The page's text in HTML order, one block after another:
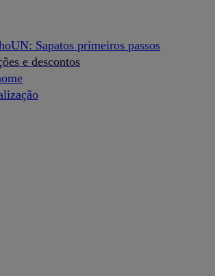
Sapatos primeiros passos
e descontos